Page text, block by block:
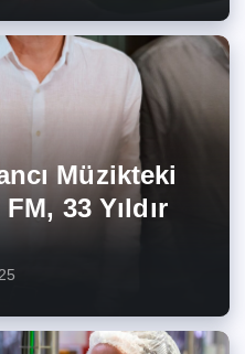
Müzikteki
33 Yıldır